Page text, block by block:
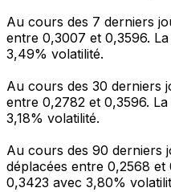
Au cours des 7 derniers
entre 0,3007 et 0,3596.
3,49% volatilité.
Au cours des 30 derniers
entre 0,2782 et 0,3596.
3,18% volatilité.
Au cours des 90 derniers
déplacées entre 0,2568 et
0,3423 avec 3,80%